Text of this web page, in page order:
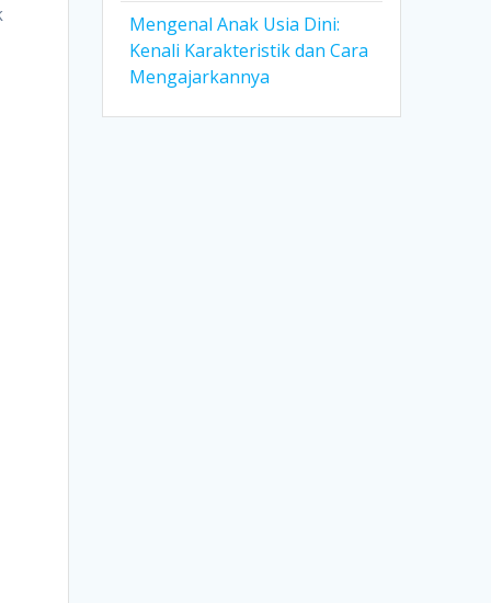
Mengenal Anak Usia Dini:
Kenali Karakteristik dan Cara
Mengajarkannya